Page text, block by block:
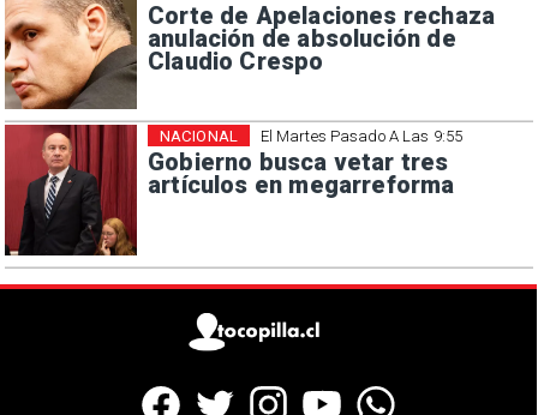
Corte de Apelaciones rechaza
anulación de absolución de
Claudio Crespo
El Martes Pasado A Las 9:55
Gobierno busca vetar tres
artículos en megarreforma
NACIONAL